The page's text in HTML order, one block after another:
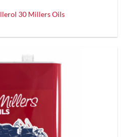
30 Millers Oils